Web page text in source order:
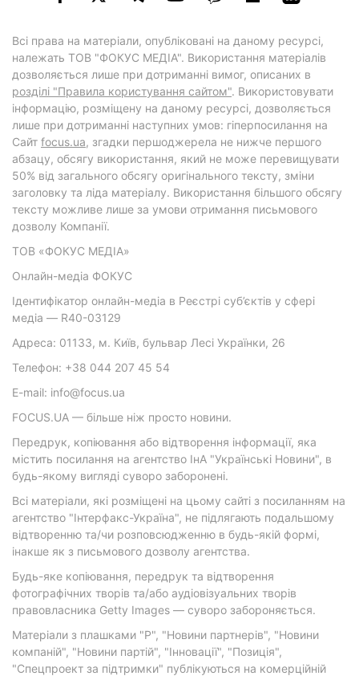
Всі права на матеріали, опубліковані на даному ресурсі,
належать ТОВ "ФОКУС МЕДІА". Використання матеріалів
дозволяється лише при дотриманні вимог, описаних в
розділі "Правила користування сайтом". Використовувати
інформацію, розміщену на даному ресурсі, дозволяється
лише при дотриманні наступних умов: гіперпосилання на
Cайт focus.ua, згадки першоджерела не нижче першого
абзацу, обсягу використання, який не може перевищувати
50% від загального обсягу оригінального тексту, зміни
заголовку та ліда матеріалу. Використання більшого обсягу
тексту можливе лише за умови отримання письмового
дозволу Компанії.
ТОВ «ФОКУС МЕДІА»
Онлайн-медіа ФОКУС
Ідентифікатор онлайн-медіа в Реєстрі суб’єктів у сфері
медіа — R40-03129
Адреса: 01133, м. Київ, бульвар Лесі Українки, 26
Телефон: +38 044 207 45 54
E-mail: info@focus.ua
FOCUS.UA — більше ніж просто новини.
Передрук, копіювання або відтворення інформації, яка
містить посилання на агентство ІнА "Українські Новини", в
будь-якому вигляді суворо заборонені.
Всі матеріали, які розміщені на цьому сайті з посиланням на
агентство "Інтерфакс-Україна", не підлягають подальшому
відтворенню та/чи розповсюдженню в будь-якій формі,
інакше як з письмового дозволу агентства.
Будь-яке копіювання, передрук та відтворення
фотографічних творів та/або аудіовізуальних творів
правовласника Getty Images — суворо забороняється.
Матеріали з плашками "Р", "Новини партнерів", "Новини
компаній", "Новини партій", "Інновації", "Позиція",
"Спецпроект за підтримки" публікуються на комерційній